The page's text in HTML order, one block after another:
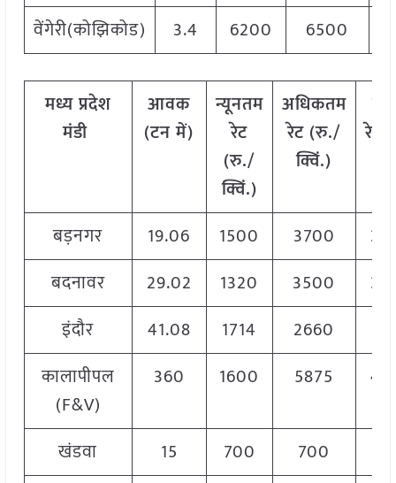
वेंगेरी(कोझिकोड)
3.4 6200 6500
मध्य प्रदेश
मंडी
आवक
(टन में)
न्यूनतम
रेट
(रु./
क्विं.)
अधिकतम
रेट (रु./
क्विं.)
रेट
बड़नगर 19.06 1500 3700
बदनावर
29.02 1320 3500
इंदौर
41.08 1714 2660
कालापीपल
(F&V)
360 1600 5875
खंडवा 15 700 700